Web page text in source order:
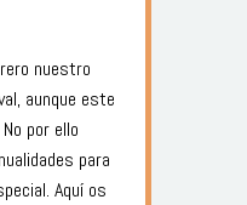
nuestro
aunque este
por ello
para
Aquí os